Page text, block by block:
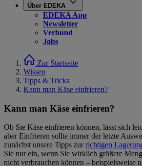
Über EDEKA
EDEKA App
Newsletter
Verbund
Jobs
Zur Startseite
Wissen
Tipps & Tricks
Kann man Käse einfrieren?
Kann man Käse einfrieren?
Ob Sie Käse einfrieren können, lässt sich
aber Einfrieren sollte immer der letzte
zunächst unsere Tipps zur richtigen
Sie nur ein, wenn Sie wirklich größere
nicht verbrauchen können – beispielsweise